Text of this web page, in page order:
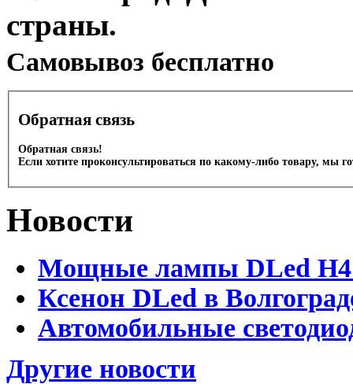
страны.
Cамовывоз бесплатно
Обратная связь
Обратная связь!
Если хотите проконсультироваться по какому-либо товару, мы
Новости
Мощные лампы DLed H4
Ксенон DLed в
Автомобильные
Другие новости